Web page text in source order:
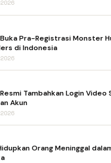
Pra-Registrasi Monster
di Indonesia
Tambahkan Login Video
Akun
Orang Meninggal